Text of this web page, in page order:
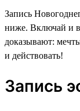
Запись
ниже. Включай и
доказывают:
и действовать!
Запись